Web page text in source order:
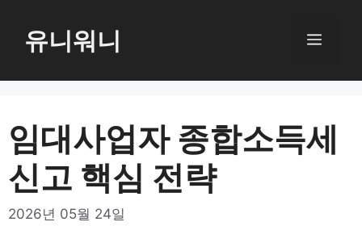
로
유니워니 메
임대사업자 종합소득세
신고 핵심 전략
2026년 05월 24일